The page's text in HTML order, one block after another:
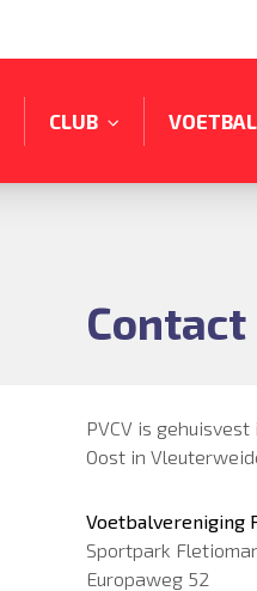
CLUB VOETBAL
Contact
PVCV is
Oost in
Voetbalvereniging
Sportpark
Europaweg 52